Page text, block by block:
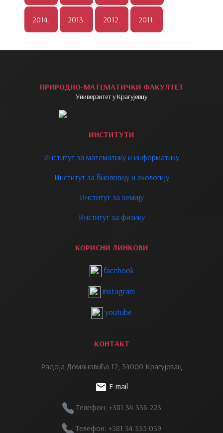
ПРИРОДНО-МАТЕМАТИЧКИ ФАКУЛТЕТ
Универзитет у Крагујевцу
ИНСТИТУТИ
Институт за математику и информатику
Институт за биологију и екологију
Институт за хемију
Институт за физику
КОРИСНИ ЛИНКОВИ
facebook
instagram
youtube
КОНТАКТ
Радоја Домановића 12, 34000 Крагујевац
E-mail
Телефон: +381 34 336 223
Телефон: +381 34 335 039